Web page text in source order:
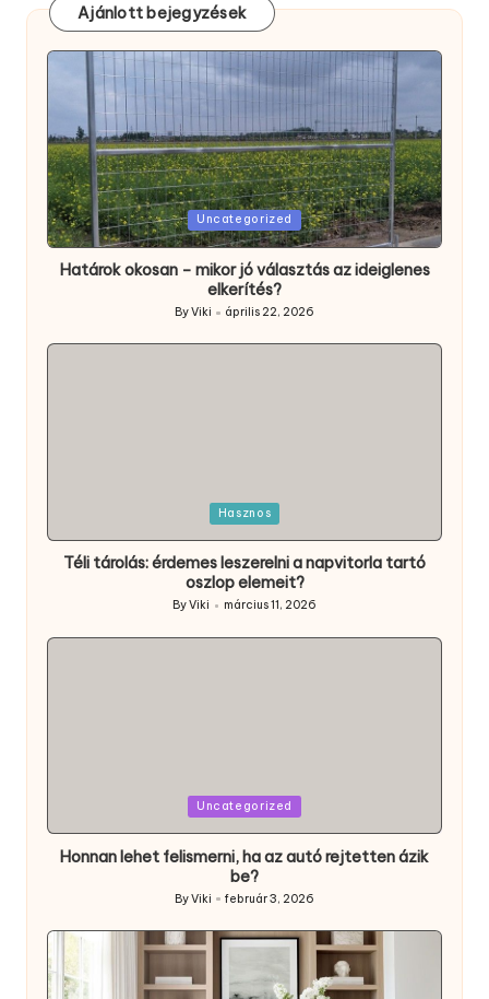
Ajánlott bejegyzések
Posted
in
Uncategorized
Határok okosan – mikor jó választás az ideiglenes
elkerítés?
Posted
by
ByViki április 22, 2026
Hasznos
Téli tárolás: érdemes leszerelni a napvitorla tartó
oszlop elemeit?
Posted
ByViki március 11, 2026
Uncategorized
Honnan lehet felismerni, ha az autó rejtetten ázik
be?
Posted
by
ByViki február 3, 2026